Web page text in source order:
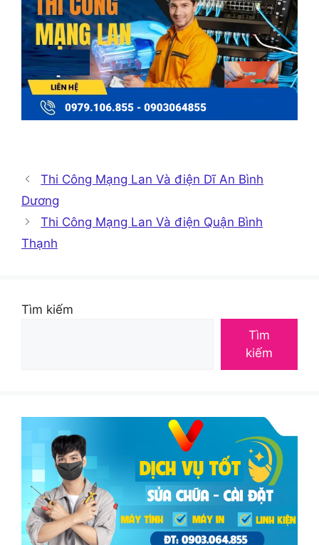
Thi Công Mạng Lan Và điện Dĩ An Bình
Dương
Thi Công Mạng Lan Và điện Quận Bình
Thạnh
Tìm kiếm
Tìm
kiếm